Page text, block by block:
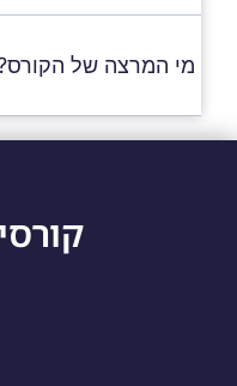
מי המרצה של